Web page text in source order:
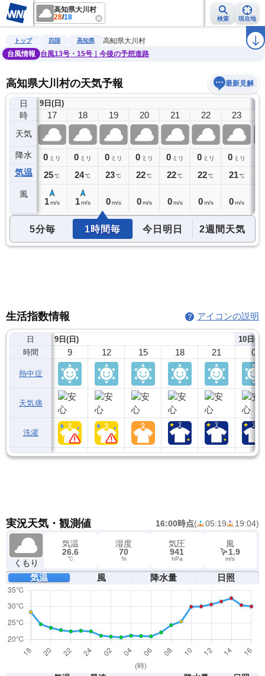
高知県大川村
28/18 検索 現在地
雨雲レーダー 台風情報 地震情報 ラ
トップ 四国 高知県
高知県大川村
台風情報
台風13号・15号｜今後の予想進路
高知県大川村の天気予報 最新見解
日
時
天気
降水
気温
風
9日(日)
16
0ミリ
27℃
17
0 ミリ
25℃
1 m/s
18
0 ミリ
24℃
1 m/s
19
0 ミリ
23℃
0 m/s
20
0 ミリ
22℃
0 m/s
21
0 ミリ
22℃
0 m/s
22
0 ミリ
22℃
0 m/s
23
0 ミリ
21 ℃
0m/s
5分毎 1時間毎 今日明日 2週間天気
生活指数情報 アイコンの説明
日
時間
熱中症
天気痛
洗濯
9日(日)
9 12 15 18 21
10日(
0
実況天気・観測値 16:00時点( 05:19 19:04)
くもり
気温
26.6
℃
湿度
70
%
気圧
941
hPa
風
1.9
m/s
気温 風 降水量 日照